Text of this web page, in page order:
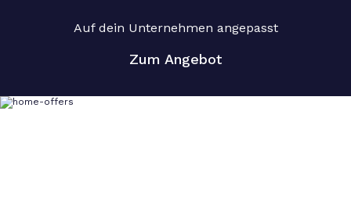
Auf dein Unternehmen angepasst
Zum Angebot